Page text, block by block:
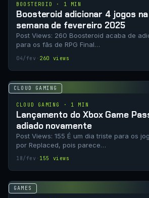
BOOSTEROID · 1 MIN
Boosteroid adicionar 4 jogos
semana de fevereiro 2025
Post Views: 260 Boosteroid acaba de
para os fãs de RPG Final…
04/fev · 260 views
CLOUD GAMING
CLOUD GAMING · 1 MIN
Lançamento do Xbox Game
adiado novamente
Post Views: 155 É um dia triste para os
por Replaced, pois parece…
18/fev · 155 views
GAMES